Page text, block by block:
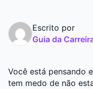
Escrito por
Guia da
Você está pensando
tem medo de não